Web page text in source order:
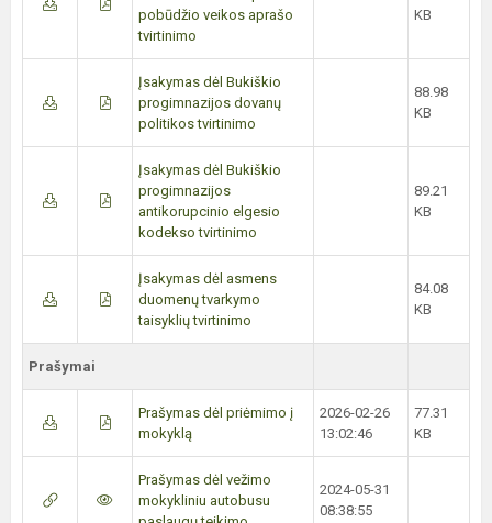
pobūdžio veikos aprašo
tvirtinimo
KB
Įsakymas dėl Bukiškio
progimnazijos dovanų
politikos tvirtinimo
88.98
KB
Įsakymas dėl Bukiškio
progimnazijos
antikorupcinio elgesio
kodekso tvirtinimo
89.21
KB
Įsakymas dėl asmens
duomenų tvarkymo
taisyklių tvirtinimo
84.08
KB
Prašymai
Prašymas dėl priėmimo į
mokyklą
2026-02-26
13:02:46
77.31
KB
Prašymas dėl vežimo
mokykliniu autobusu
2024-05-31
08:38:55